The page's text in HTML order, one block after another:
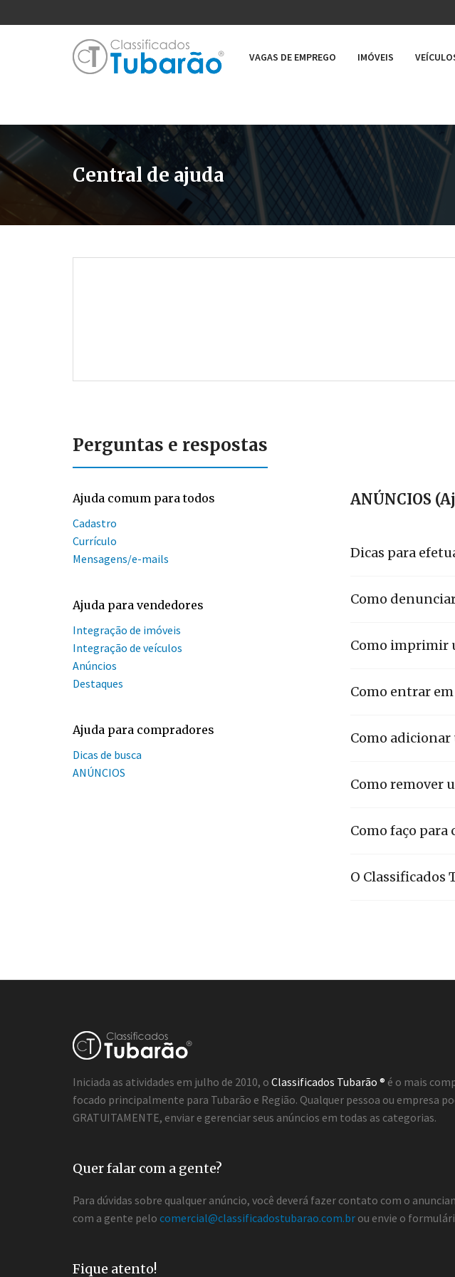
VAGAS DE EMPREGO IMÓVEIS
Central de ajuda
Perguntas e respostas
Ajuda comum para todos
Cadastro
Currículo
Mensagens/e-mails
Ajuda para vendedores
Integração de imóveis
Integração de veículos
Anúncios
Destaques
Ajuda para compradores
Dicas de busca
ANÚNCIOS
ANÚNCIOS
Dicas para
Como
Como imprimir
Como entrar
Como adicionar
Como remover
Como faço
O Classificados
Iniciada as atividades em julho de 2010, o Classificados Tubarão ® é o mais
focado principalmente para Tubarão e Região. Qualquer pessoa ou empresa
GRATUITAMENTE, enviar e gerenciar seus anúncios em todas as categorias.
Quer falar com a gente?
Para dúvidas sobre qualquer anúncio, você deverá fazer contato com o
com a gente pelo comercial@classificadostubarao.com.br ou envie o
Fique atento!